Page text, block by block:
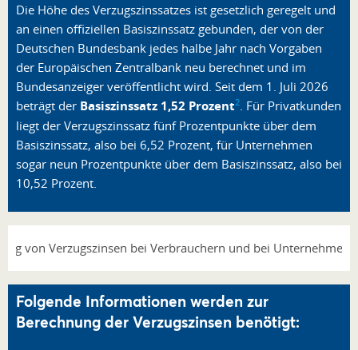
Die Höhe des Verzugszinssatzes ist gesetzlich geregelt und
an einen offiziellen Basiszinssatz gebunden, der von der
Deutschen Bundesbank jedes halbe Jahr nach Vorgaben
der Europäischen Zentralbank neu berechnet und im
Bundesanzeiger veröffentlicht wird. Seit dem 1. Juli 2026
beträgt der Basiszinssatz 1,52 Prozent2 . Für Privatkunden
liegt der Verzugszinssatz fünf Prozentpunkte über dem
Basiszinssatz, also bei 6,52 Prozent, für Unternehmen
sogar neun Prozentpunkte über dem Basiszinssatz, also bei
10,52 Prozent.
Folgende Informationen werden zur
Berechnung der Verzugszinsen benötigt: